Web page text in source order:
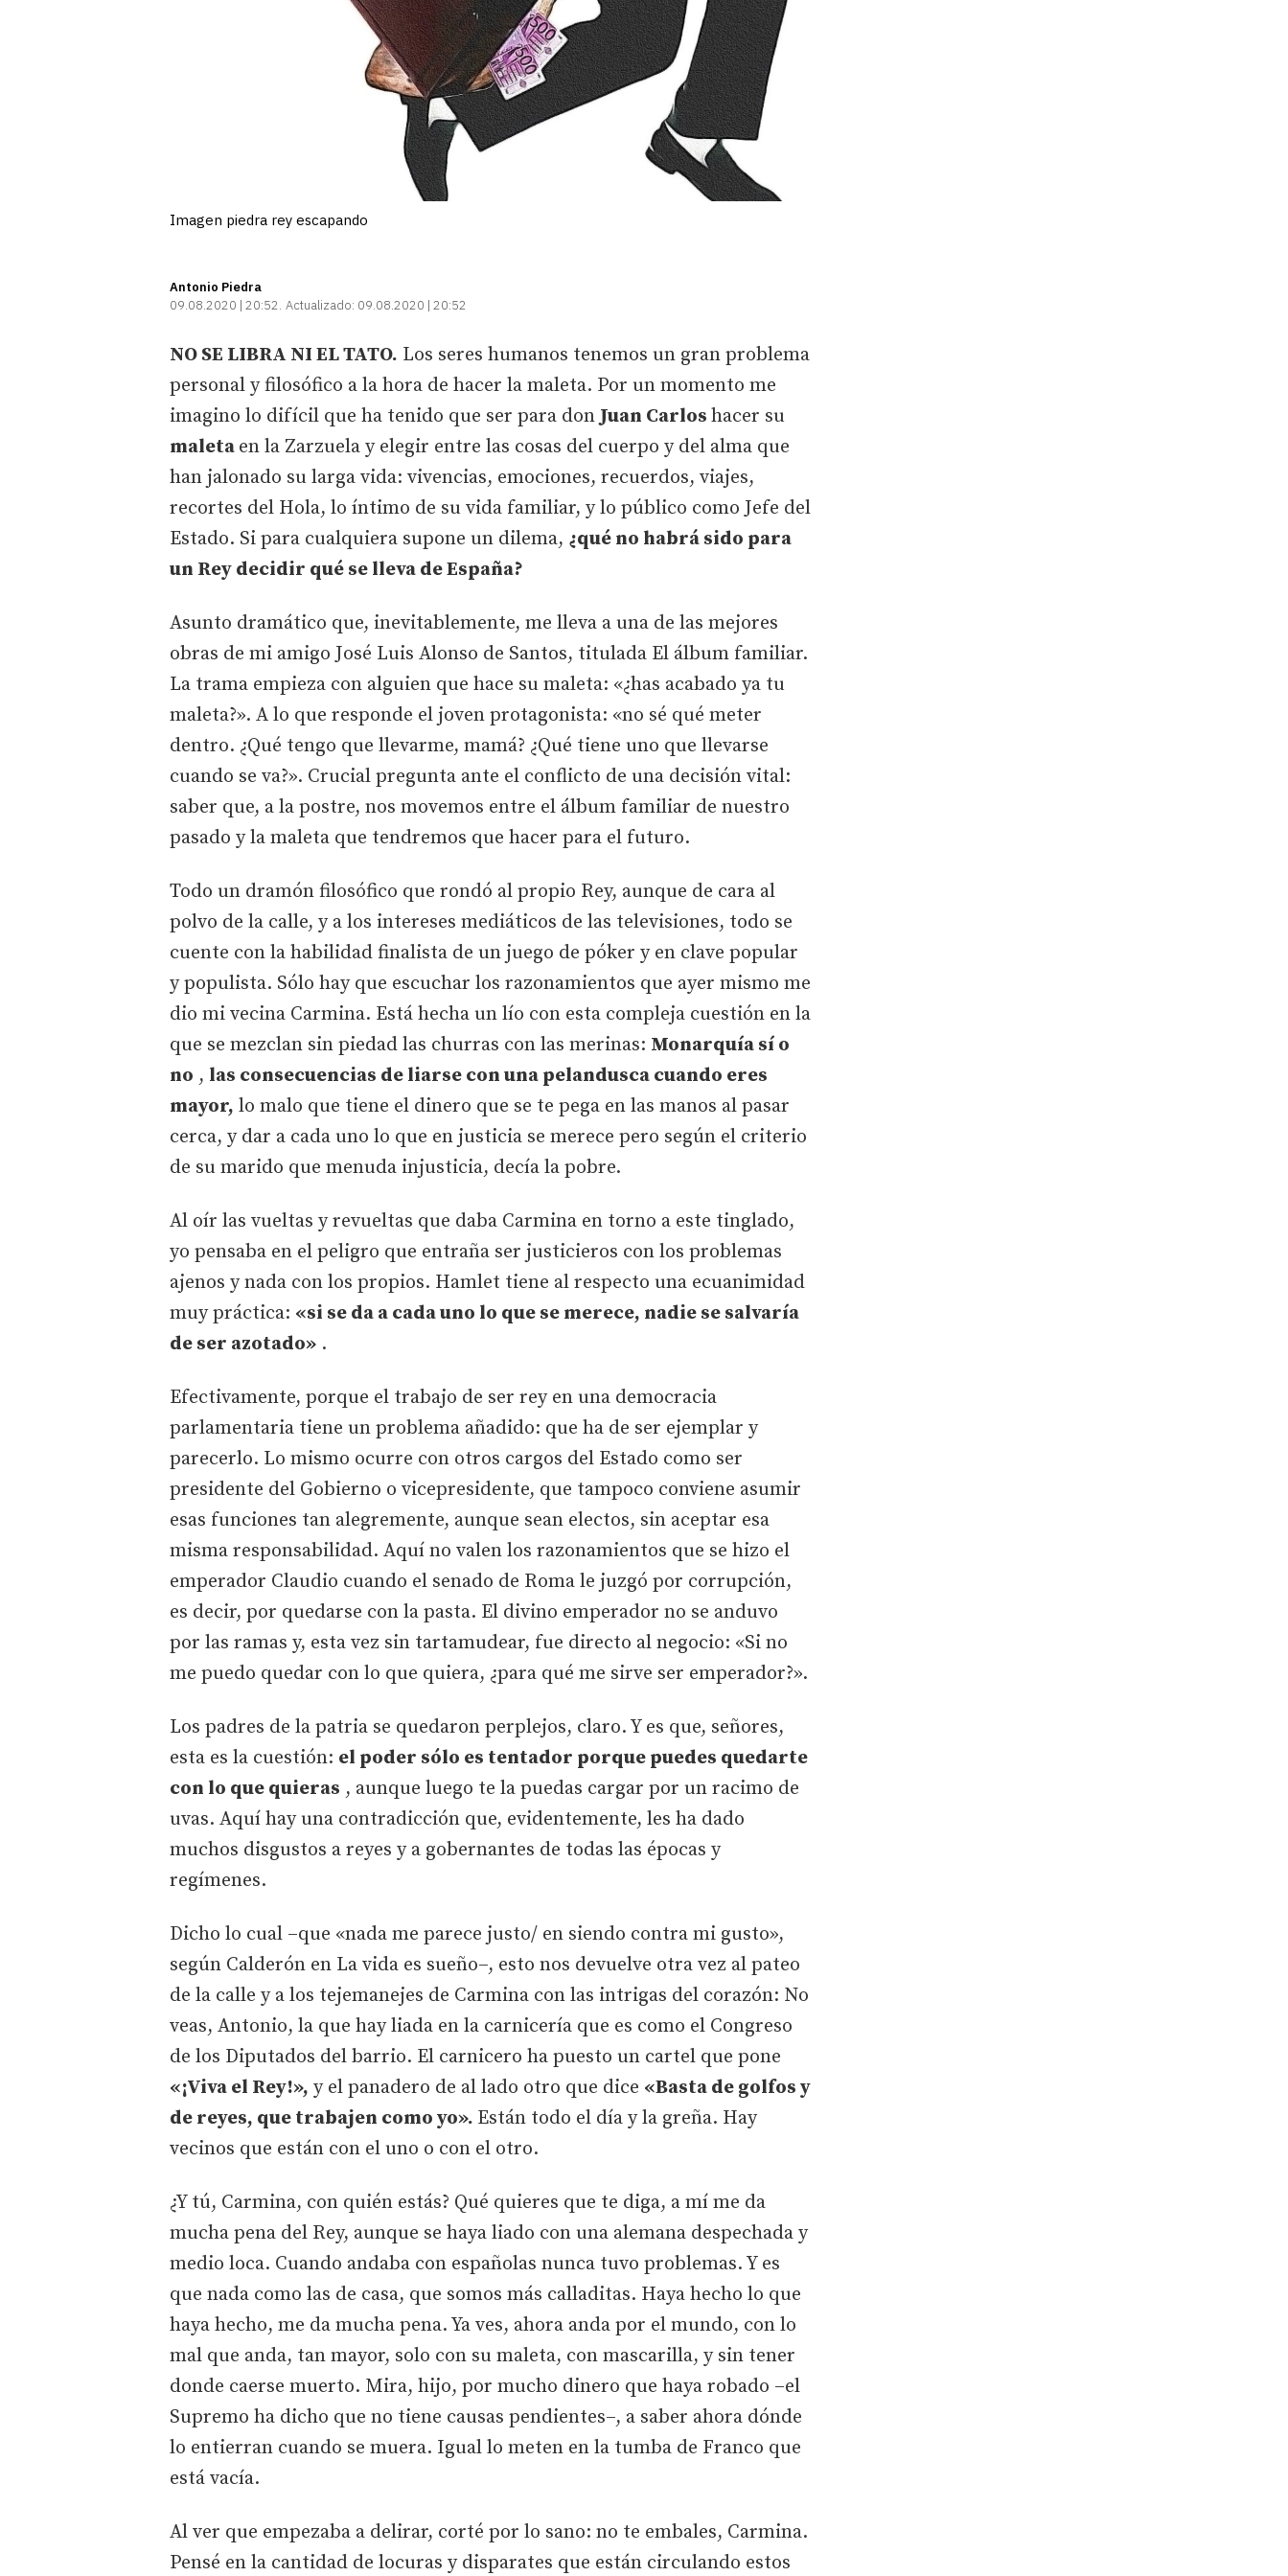
Imagen piedra rey escapando
Antonio Piedra
09.08.2020 | 20:52 Actualizado: 09.08.2020 | 20:52
NO SE LIBRA NI EL TATO. Los seres humanos tenemos un gran problema
personal y filosófico a la hora de hacer la maleta. Por un momento me
imagino lo difícil que ha tenido que ser para don Juan Carlos hacer su
maleta en la Zarzuela y elegir entre las cosas del cuerpo y del alma que
han jalonado su larga vida: vivencias, emociones, recuerdos, viajes,
recortes del Hola, lo íntimo de su vida familiar, y lo público como Jefe del
Estado. Si para cualquiera supone un dilema, ¿qué no habrá sido para
un Rey decidir qué se lleva de España?
Asunto dramático que, inevitablemente, me lleva a una de las mejores
obras de mi amigo José Luis Alonso de Santos, titulada El álbum familiar.
La trama empieza con alguien que hace su maleta: «¿has acabado ya tu
maleta?». A lo que responde el joven protagonista: «no sé qué meter
dentro. ¿Qué tengo que llevarme, mamá? ¿Qué tiene uno que llevarse
cuando se va?». Crucial pregunta ante el conflicto de una decisión vital:
saber que, a la postre, nos movemos entre el álbum familiar de nuestro
pasado y la maleta que tendremos que hacer para el futuro.
Todo un dramón filosófico que rondó al propio Rey, aunque de cara al
polvo de la calle, y a los intereses mediáticos de las televisiones, todo se
cuente con la habilidad finalista de un juego de póker y en clave popular
y populista. Sólo hay que escuchar los razonamientos que ayer mismo me
dio mi vecina Carmina. Está hecha un lío con esta compleja cuestión en la
que se mezclan sin piedad las churras con las merinas: Monarquía sí o
no , las consecuencias de liarse con una pelandusca cuando eres
mayor, lo malo que tiene el dinero que se te pega en las manos al pasar
cerca, y dar a cada uno lo que en justicia se merece pero según el criterio
de su marido que menuda injusticia, decía la pobre.
Al oír las vueltas y revueltas que daba Carmina en torno a este tinglado,
yo pensaba en el peligro que entraña ser justicieros con los problemas
ajenos y nada con los propios. Hamlet tiene al respecto una ecuanimidad
muy práctica: «si se da a cada uno lo que se merece, nadie se salvaría
de ser azotado» .
Efectivamente, porque el trabajo de ser rey en una democracia
parlamentaria tiene un problema añadido: que ha de ser ejemplar y
parecerlo. Lo mismo ocurre con otros cargos del Estado como ser
presidente del Gobierno o vicepresidente, que tampoco conviene asumir
esas funciones tan alegremente, aunque sean electos, sin aceptar esa
misma responsabilidad. Aquí no valen los razonamientos que se hizo el
emperador Claudio cuando el senado de Roma le juzgó por corrupción,
es decir, por quedarse con la pasta. El divino emperador no se anduvo
por las ramas y, esta vez sin tartamudear, fue directo al negocio: «Si no
me puedo quedar con lo que quiera, ¿para qué me sirve ser emperador?».
Los padres de la patria se quedaron perplejos, claro. Y es que, señores,
esta es la cuestión: el poder sólo es tentador porque puedes quedarte
con lo que quieras , aunque luego te la puedas cargar por un racimo de
uvas. Aquí hay una contradicción que, evidentemente, les ha dado
muchos disgustos a reyes y a gobernantes de todas las épocas y
regímenes.
Dicho lo cual –que «nada me parece justo/ en siendo contra mi gusto»,
según Calderón en La vida es sueño–, esto nos devuelve otra vez al pateo
de la calle y a los tejemanejes de Carmina con las intrigas del corazón: No
veas, Antonio, la que hay liada en la carnicería que es como el Congreso
de los Diputados del barrio. El carnicero ha puesto un cartel que pone
«¡Viva el Rey!», y el panadero de al lado otro que dice «Basta de golfos y
de reyes, que trabajen como yo». Están todo el día y la greña. Hay
vecinos que están con el uno o con el otro.
¿Y tú, Carmina, con quién estás? Qué quieres que te diga, a mí me da
mucha pena del Rey, aunque se haya liado con una alemana despechada y
medio loca. Cuando andaba con españolas nunca tuvo problemas. Y es
que nada como las de casa, que somos más calladitas. Haya hecho lo que
haya hecho, me da mucha pena. Ya ves, ahora anda por el mundo, con lo
mal que anda, tan mayor, solo con su maleta, con mascarilla, y sin tener
donde caerse muerto. Mira, hijo, por mucho dinero que haya robado –el
Supremo ha dicho que no tiene causas pendientes–, a saber ahora dónde
lo entierran cuando se muera. Igual lo meten en la tumba de Franco que
está vacía.
Al ver que empezaba a delirar, corté por lo sano: no te embales, Carmina.
Pensé en la cantidad de locuras y disparates que están circulando estos